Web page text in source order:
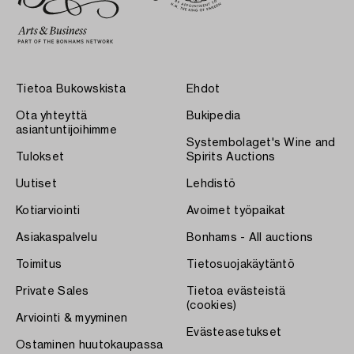
Tietoa Bukowskista
Ota yhteyttä
asiantuntijoihimme
Tulokset
Uutiset
Kotiarviointi
Asiakaspalvelu
Toimitus
Private Sales
Arviointi & myyminen
Ostaminen huutokaupassa
Ehdot
Bukipedia
Systembolaget's Wine and
Spirits Auctions
Lehdistö
Avoimet työpaikat
Bonhams - All auctions
Tietosuojakäytäntö
Tietoa evästeistä
(cookies)
Evästeasetukset